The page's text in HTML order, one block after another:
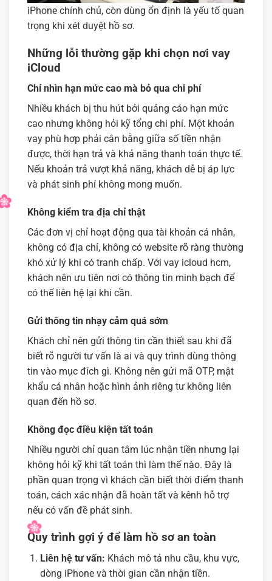
iPhone chính chủ, còn dùng ổn định là yếu tố quan
trọng khi xét duyệt hồ sơ.
Những lỗi thường gặp khi chọn nơi vay
iCloud
Chỉ nhìn hạn mức cao mà bỏ qua chi phí
Nhiều khách bị thu hút bởi quảng cáo hạn mức
cao nhưng không hỏi kỹ tổng chi phí. Một khoản
vay phù hợp phải cân bằng giữa số tiền nhận
được, thời hạn trả và khả năng thanh toán thực tế.
Nếu khoản trả vượt khả năng, khách dễ bị áp lực
và phát sinh phí không mong muốn.
Không kiểm tra địa chỉ thật
Các đơn vị chỉ hoạt động qua tài khoản cá nhân,
không có địa chỉ, không có website rõ ràng thường
khó xử lý khi có tranh chấp. Với vay icloud hcm,
khách nên ưu tiên nơi có thông tin minh bạch để
có thể liên hệ lại khi cần.
Gửi thông tin nhạy cảm quá sớm
Khách chỉ nên gửi thông tin cần thiết sau khi đã
biết rõ người tư vấn là ai và quy trình dùng thông
tin vào mục đích gì. Không nên gửi mã OTP, mật
khẩu cá nhân hoặc hình ảnh riêng tư không liên
quan đến hồ sơ.
Không đọc điều kiện tất toán
Nhiều người chỉ quan tâm lúc nhận tiền nhưng lại
không hỏi kỹ khi tất toán thì làm thế nào. Đây là
phần quan trọng vì khách cần biết thời điểm thanh
toán, cách xác nhận đã hoàn tất và kênh hỗ trợ
nếu có vấn đề phát sinh.
Quy trình gợi ý để làm hồ sơ an toàn
Liên hệ tư vấn: Khách mô tả nhu cầu, khu vực,
dòng iPhone và thời gian cần nhận tiền.